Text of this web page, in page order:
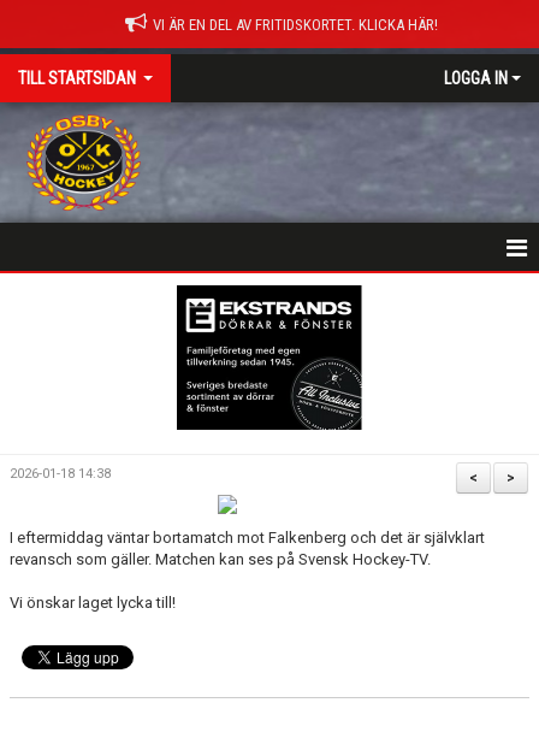
VI ÄR EN DEL AV FRITIDSKORTET. KLICKA HÄR!
TILL STARTSIDAN LOGGA IN
OSBY 50 ÅR URKLIPP
MEDLEMMAR
>
<
2026-01-18 14:38
I eftermiddag väntar bortamatch mot Falkenberg och det är självklart
revansch som gäller. Matchen kan ses på Svensk Hockey-TV.
Vi önskar laget lycka till!